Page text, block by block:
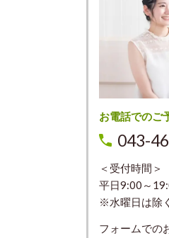
お電話でのご
043-
＜受付時間＞
平日9:00～
※水曜日は除く
フォームでの